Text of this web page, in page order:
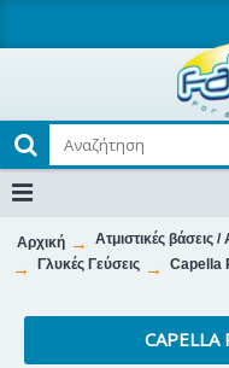
Αρχική Ατμιστικές βάσεις
Γλυκές Γεύσεις
Capella
CAPELLA